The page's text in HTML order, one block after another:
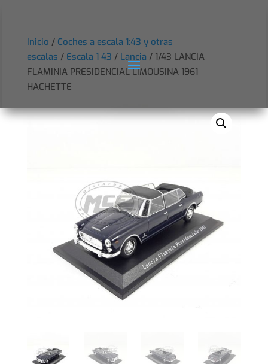
Inicio / Coches a escala 1:43 y otras
escalas / Escala 1 43 / Lancia / 1/43 LANCIA
FLAMINIA PRESIDENCIAL LIMOUSINA 1961
HACHETTE